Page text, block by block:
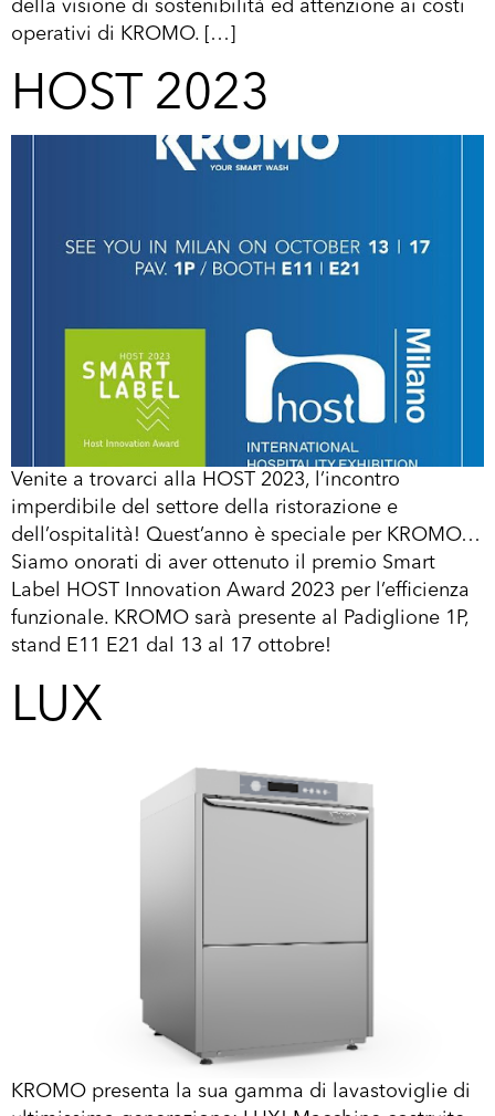
della visione di sostenibilità ed attenzione ai costi
operativi di KROMO. […]
HOST 2023
Venite a trovarci alla HOST 2023, l’incontro
imperdibile del settore della ristorazione e
dell’ospitalità! Quest’anno è speciale per KROMO…
Siamo onorati di aver ottenuto il premio Smart
Label HOST Innovation Award 2023 per l’efficienza
funzionale. KROMO sarà presente al Padiglione 1P,
stand E11 E21 dal 13 al 17 ottobre!
LUX
KROMO presenta la sua gamma di lavastoviglie di